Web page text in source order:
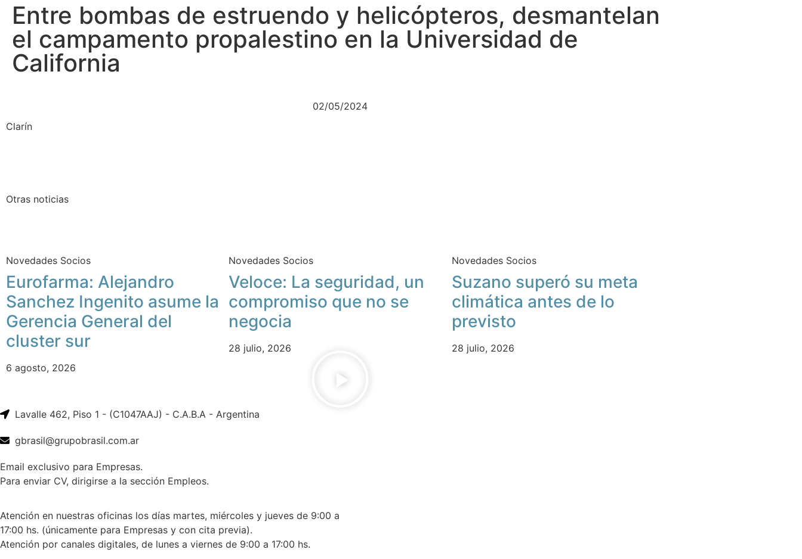
Entre bombas de estruendo y helicópteros, desmantelan
el campamento propalestino en la Universidad de
California
02/05/2024
Clarín
Otras noticias
Novedades Socios
Eurofarma: Alejandro
Sanchez Ingenito asume la
Gerencia General del
cluster sur
6 agosto, 2026
Novedades Socios
Veloce: La seguridad, un
compromiso que no se
negocia
28 julio, 2026
Novedades Socios
Suzano superó su meta
climática antes de lo
previsto
28 julio, 2026
Lavalle 462, Piso 1 - (C1047AAJ) - C.A.B.A - Argentina
gbrasil@grupobrasil.com.ar
Email exclusivo para Empresas.
Para enviar CV, dirigirse a la sección Empleos.
Atención en nuestras oficinas los días martes, miércoles y jueves de 9:00 a
17:00 hs. (únicamente para Empresas y con cita previa).
Atención por canales digitales, de lunes a viernes de 9:00 a 17:00 hs.